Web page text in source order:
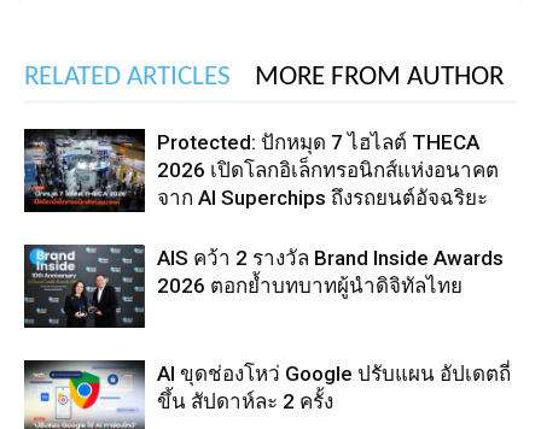
RELATED ARTICLES MORE FROM AUTHOR
Protected: ปักหมุด 7 ไฮไลต์ THECA
2026 เปิดโลกอิเล็กทรอนิกส์แห่งอนาคต
จาก AI Superchips ถึงรถยนต์อัจฉริยะ
AIS คว้า 2 รางวัล Brand Inside Awards
2026 ตอกย้ำบทบาทผู้นำดิจิทัลไทย
AI ขุดช่องโหว่ Google ปรับแผน อัปเดตถี่
ขึ้น สัปดาห์ละ 2 ครั้ง